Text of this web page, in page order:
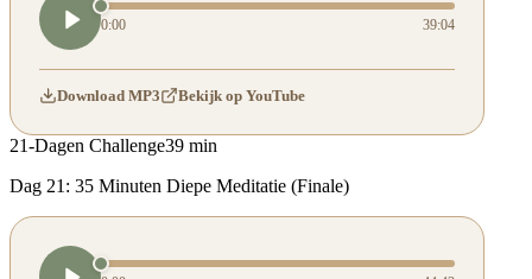
0:00 39:04
Download MP3 Bekijk op YouTube
21-Dagen Challenge39 min
Dag 21: 35 Minuten Diepe Meditatie (Finale)